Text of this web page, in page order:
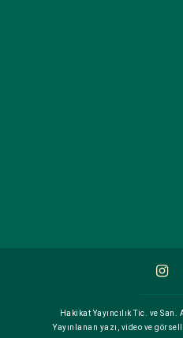
Hakikat Yayıncılık Tic. ve
Yayınlanan yazı, video ve